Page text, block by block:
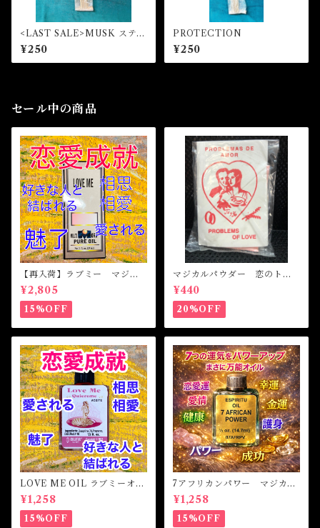
<LAST SALE>MUSK スティ
ックインセンス
¥250
PROTECTION
¥250
セール中の商品
【再入荷】ラブミー マジカ
ルオイル・魔女オイル Love
Me Magical Oil
¥2,805
15%OFF
マジカルパウダー 恋のトラ
ブル Magical Powder PR
OBLEM OF LOVE
¥440
20%OFF
LOVE ME OIL ラブミーオイ
ル -相思相愛・愛される-
¥1,258
15%OFF
7アフリカンパワー マジカル
オイル・魔女オイル 7AFRI
CAN POWERS Magical Oil
¥1,258
15%OFF